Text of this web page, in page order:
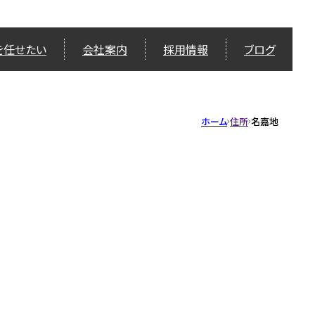
せたい 会社案内 採用情報 ブログ
ホーム 住所 名嘉地